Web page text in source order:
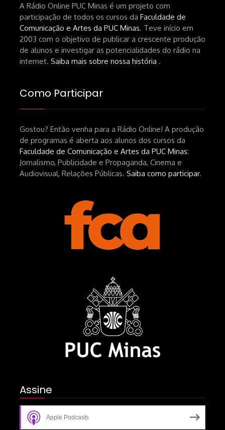
A Rádio Online PUC Minas é um projeto com
participação de todos os cursos da Faculdade de
Comunicação e Artes da PUC Minas. Teve início em
2003 com o objetivo de publicar a crescente produção
de alunos e investigar as potencialidades do rádio na
internet. Saiba mais sobre nossa história .
Como Participar
Gostou? Então venha para a Rádio Online! A produção
de programas é aberta aos alunos dos cursos da
Faculdade de Comunicação e Artes da PUC Minas:
Jornalismo, Publicidade e Propaganda, Cinema e
Audiovisual, Relações Públicas. Saiba como participar.
Assine
Apple Podcasts